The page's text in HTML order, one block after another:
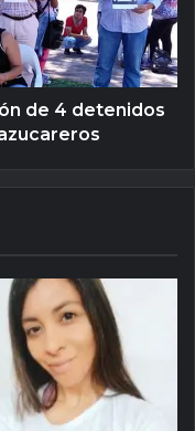
de 4 detenidos